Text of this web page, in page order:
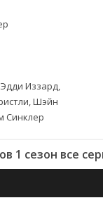
Иззард,
Шэйн
Синклер
1 сезон все